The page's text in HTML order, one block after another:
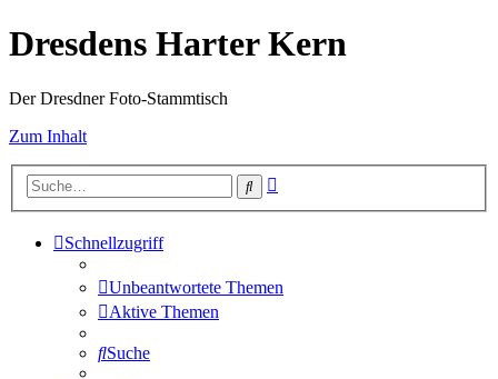
Dresdens Harter Kern
Der Dresdner Foto-Stammtisch
Zum Inhalt
Suche
Schnellzugriff
Unbeantwortete Themen
Aktive Themen
Suche